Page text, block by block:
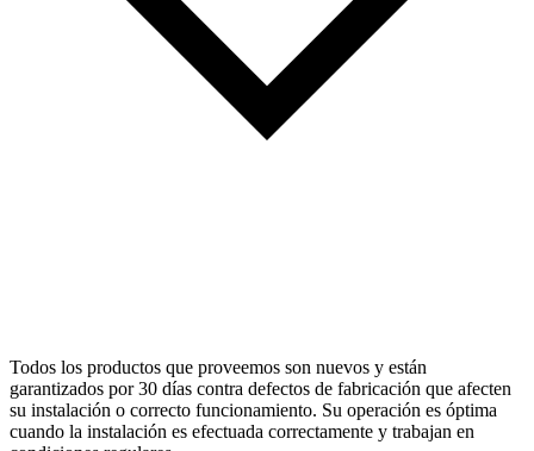
Todos los productos que proveemos son nuevos y están
garantizados por 30 días contra defectos de fabricación que afecten
su instalación o correcto funcionamiento. Su operación es óptima
cuando la instalación es efectuada correctamente y trabajan en